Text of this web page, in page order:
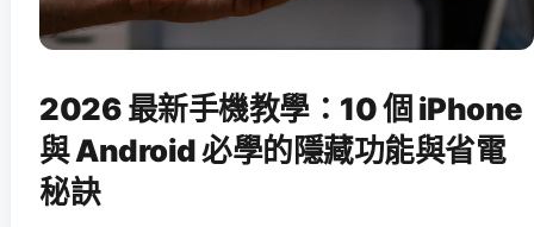
2026 最新手機教學：10 個 iPhone
與 Android 必學的隱藏功能與省電
秘訣